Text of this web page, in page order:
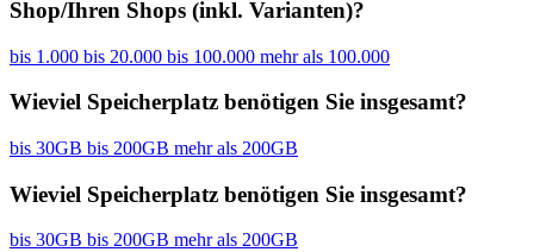
Shop/Ihren Shops (inkl. Varianten)?
bis 1.000 bis 20.000 bis 100.000 mehr als 100.000
Wieviel Speicherplatz benötigen Sie insgesamt?
bis 30GB bis 200GB mehr als 200GB
Wieviel Speicherplatz benötigen Sie insgesamt?
bis 30GB bis 200GB mehr als 200GB